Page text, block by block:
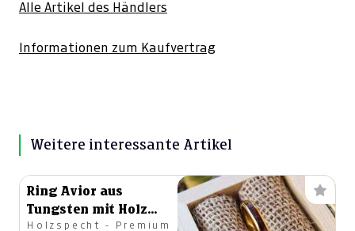
Alle Artikel des Händlers
Informationen zum Kaufvertrag
Weitere interessante Artikel
Ring Avior aus
Tungsten mit Holz
von Holzspecht
Holzspecht - Premium